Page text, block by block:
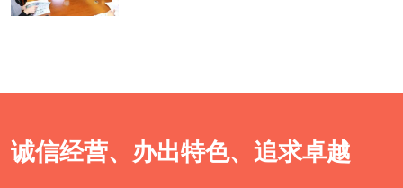
诚信经营、办出特色、追求卓越